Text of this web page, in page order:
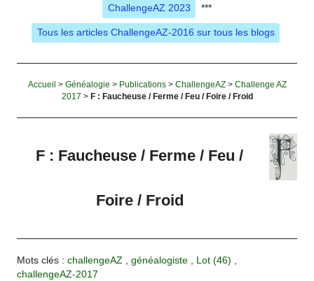
ChallengeAZ 2023 ***
Tous les articles ChallengeAZ-2016 sur tous les blogs
Accueil > Généalogie > Publications> ChallengeAZ> Challenge AZ
2017 > F : Faucheuse / Ferme / Feu / Foire / Froid
F : Faucheuse / Ferme / Feu /
Foire / Froid
Mots clés :challengeAZ ,généalogiste , Lot (46) ,
challengeAZ-2017